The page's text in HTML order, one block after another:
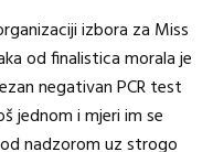
izbora za Miss
od finalistica morala je
negativan PCR test
jednom i mjeri im se
nadzorom uz strogo